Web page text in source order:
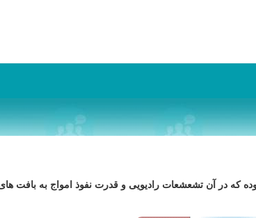
كه در آن تشعشعات رادیویی و قدرت نفوذ امواج به بافت